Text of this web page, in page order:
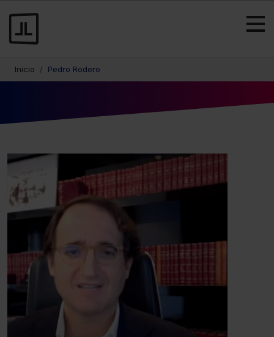
Inicio Pedro Rodero